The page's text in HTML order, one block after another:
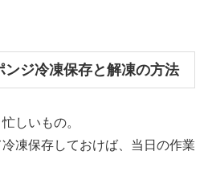
ジ冷凍保存と解凍の方法
しいもの。
凍保存しておけば、当日の作業